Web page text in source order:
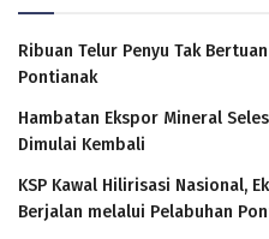
Ribuan Telur Penyu Tak
Pontianak
Hambatan Ekspor Mineral
Dimulai Kembali
KSP Kawal Hilirisasi Nasional,
Berjalan melalui Pelabuhan